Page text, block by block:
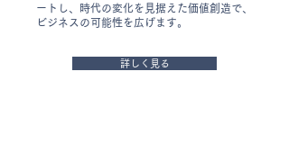
ートし、時代の変化を見据えた価値創造で、
ビジネスの可能性を広げます。
詳しく見る